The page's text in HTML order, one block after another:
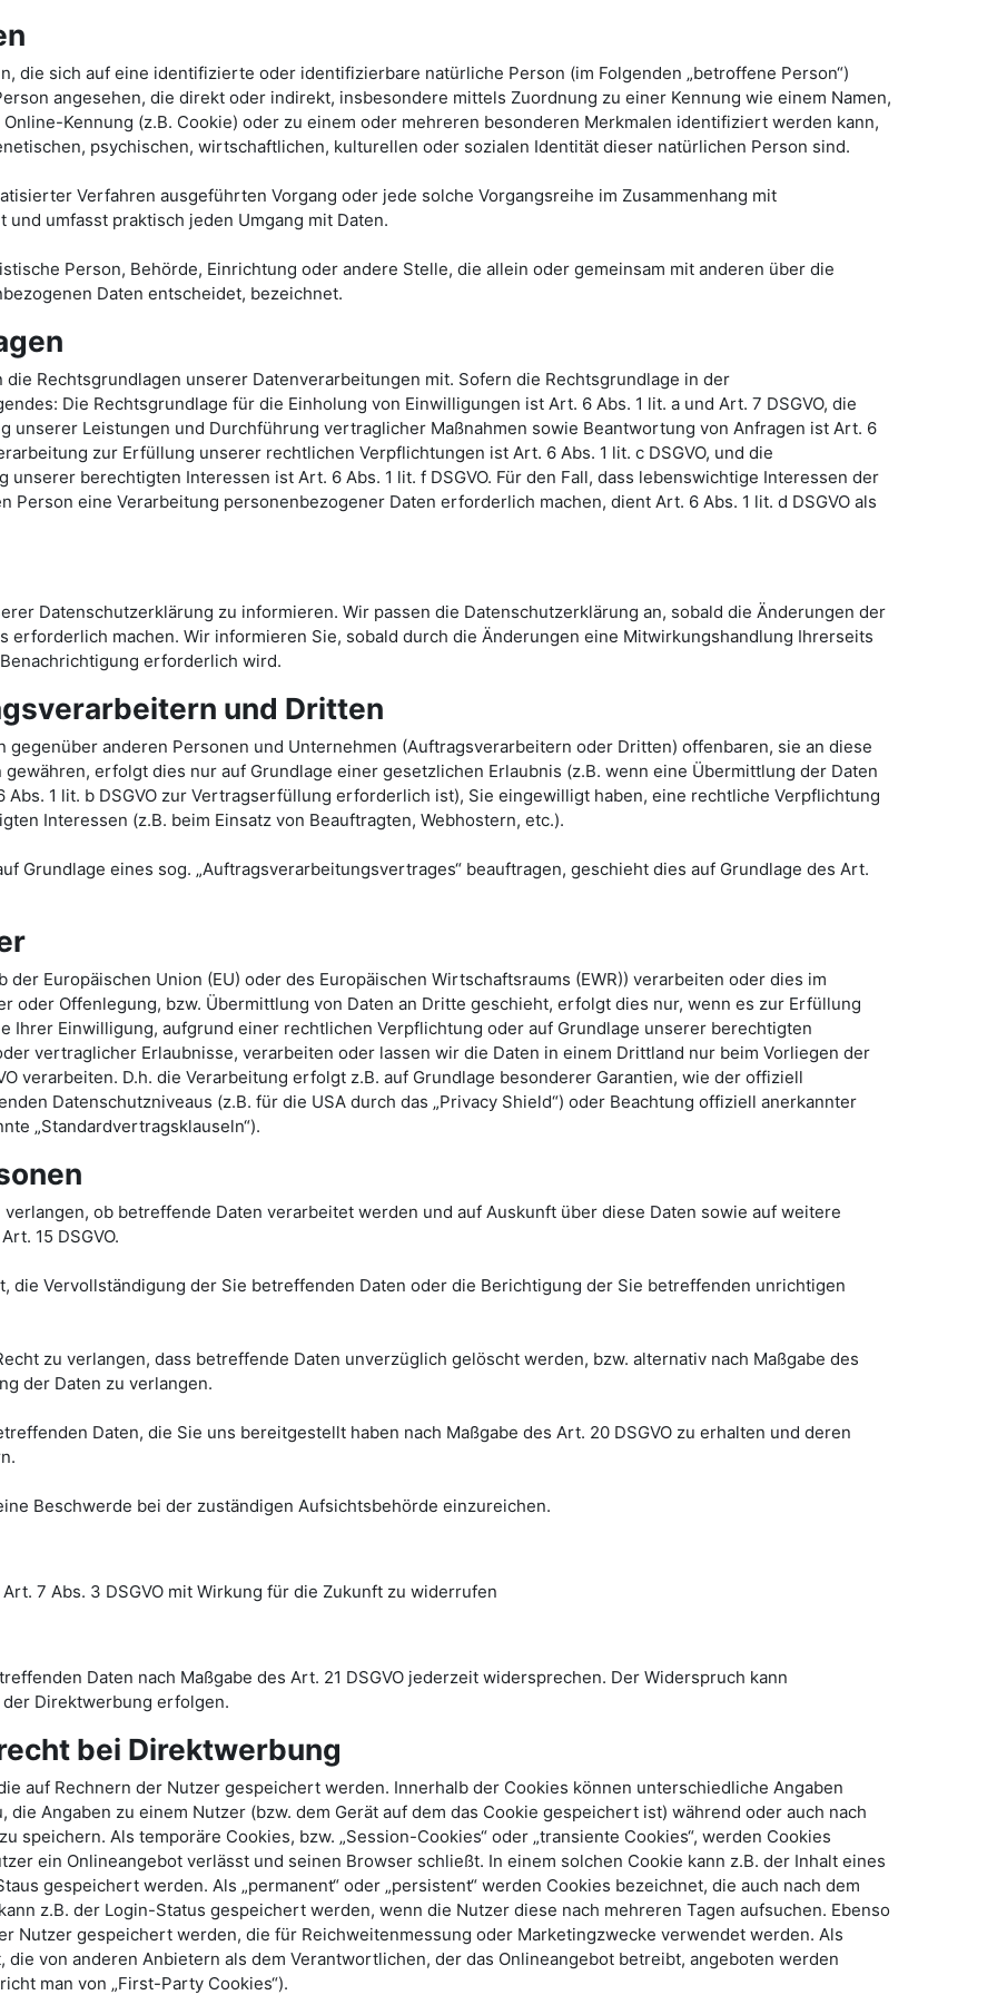
die sich auf eine identifizierte oder identifizierbare natürliche Person (im Folgenden „betroffene Person“)
angesehen, die direkt oder indirekt, insbesondere mittels Zuordnung zu einer Kennung wie einem Namen,
Kennung (z.B. Cookie) oder zu einem oder mehreren besonderen Merkmalen identifiziert werden kann,
psychischen, wirtschaftlichen, kulturellen oder sozialen Identität dieser natürlichen Person sind.
Verfahren ausgeführten Vorgang oder jede solche Vorgangsreihe im Zusammenhang mit
umfasst praktisch jeden Umgang mit Daten.
Person, Behörde, Einrichtung oder andere Stelle, die allein oder gemeinsam mit anderen über die
Daten entscheidet, bezeichnet.
die Rechtsgrundlagen unserer Datenverarbeitungen mit. Sofern die Rechtsgrundlage in der
Die Rechtsgrundlage für die Einholung von Einwilligungen ist Art. 6 Abs. 1 lit. a und Art. 7 DSGVO, die
unserer Leistungen und Durchführung vertraglicher Maßnahmen sowie Beantwortung von Anfragen ist Art. 6
zur Erfüllung unserer rechtlichen Verpflichtungen ist Art. 6 Abs. 1 lit. c DSGVO, und die
berechtigten Interessen ist Art. 6 Abs. 1 lit. f DSGVO. Für den Fall, dass lebenswichtige Interessen der
eine Verarbeitung personenbezogener Daten erforderlich machen, dient Art. 6 Abs. 1 lit. d DSGVO als
Datenschutzerklärung zu informieren. Wir passen die Datenschutzerklärung an, sobald die Änderungen der
machen. Wir informieren Sie, sobald durch die Änderungen eine Mitwirkungshandlung Ihrerseits
erforderlich wird.
und Dritten
gegenüber anderen Personen und Unternehmen (Auftragsverarbeitern oder Dritten) offenbaren, sie an diese
erfolgt dies nur auf Grundlage einer gesetzlichen Erlaubnis (z.B. wenn eine Übermittlung der Daten
1 lit. b DSGVO zur Vertragserfüllung erforderlich ist), Sie eingewilligt haben, eine rechtliche Verpflichtung
Interessen (z.B. beim Einsatz von Beauftragten, Webhostern, etc.).
Grundlage eines sog. „Auftragsverarbeitungsvertrages“ beauftragen, geschieht dies auf Grundlage des Art.
Europäischen Union (EU) oder des Europäischen Wirtschaftsraums (EWR)) verarbeiten oder dies im
oder Offenlegung, bzw. Übermittlung von Daten an Dritte geschieht, erfolgt dies nur, wenn es zur Erfüllung
Ihrer Einwilligung, aufgrund einer rechtlichen Verpflichtung oder auf Grundlage unserer berechtigten
vertraglicher Erlaubnisse, verarbeiten oder lassen wir die Daten in einem Drittland nur beim Vorliegen der
verarbeiten. D.h. die Verarbeitung erfolgt z.B. auf Grundlage besonderer Garantien, wie der offiziell
Datenschutzniveaus (z.B. für die USA durch das „Privacy Shield“) oder Beachtung offiziell anerkannter
„Standardvertragsklauseln“).
ob betreffende Daten verarbeitet werden und auf Auskunft über diese Daten sowie auf weitere
15 DSGVO.
die Vervollständigung der Sie betreffenden Daten oder die Berichtigung der Sie betreffenden unrichtigen
zu verlangen, dass betreffende Daten unverzüglich gelöscht werden, bzw. alternativ nach Maßgabe des
der Daten zu verlangen.
Daten, die Sie uns bereitgestellt haben nach Maßgabe des Art. 20 DSGVO zu erhalten und deren
Beschwerde bei der zuständigen Aufsichtsbehörde einzureichen.
7 Abs. 3 DSGVO mit Wirkung für die Zukunft zu widerrufen
Daten nach Maßgabe des Art. 21 DSGVO jederzeit widersprechen. Der Widerspruch kann
Direktwerbung erfolgen.
bei Direktwerbung
auf Rechnern der Nutzer gespeichert werden. Innerhalb der Cookies können unterschiedliche Angaben
Angaben zu einem Nutzer (bzw. dem Gerät auf dem das Cookie gespeichert ist) während oder auch nach
speichern. Als temporäre Cookies, bzw. „Session-Cookies“ oder „transiente Cookies“, werden Cookies
ein Onlineangebot verlässt und seinen Browser schließt. In einem solchen Cookie kann z.B. der Inhalt eines
gespeichert werden. Als „permanent“ oder „persistent“ werden Cookies bezeichnet, die auch nach dem
z.B. der Login-Status gespeichert werden, wenn die Nutzer diese nach mehreren Tagen aufsuchen. Ebenso
Nutzer gespeichert werden, die für Reichweitenmessung oder Marketingzwecke verwendet werden. Als
von anderen Anbietern als dem Verantwortlichen, der das Onlineangebot betreibt, angeboten werden
man von „First-Party Cookies“).